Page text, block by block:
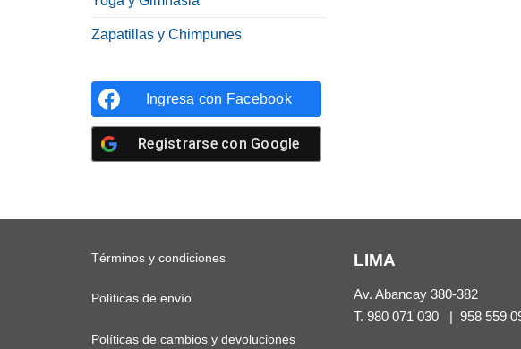
Zapatillas y Chimpunes
Ingresa con Facebook
Registrarse con Google
Términos y condiciones
Políticas de envío
Políticas de cambios y devoluciones
LIMA
Av. Abancay 380-382
T. 980 071 030| 958 559